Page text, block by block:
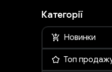
Категорії
Новинки
Топ